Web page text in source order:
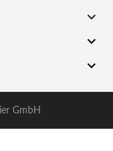



GmbH